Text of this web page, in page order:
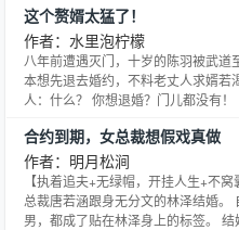
这个赘婿太猛了！
作者：水里泡柠檬
八年前遭遇灭门，十岁的陈羽被武道
本想先退去婚约，不料老丈人求婿
人：什么？ 你想退婚？门儿都没有！
合约到期，女总裁想假戏真做
作者：明月松涧
【执着追夫+无绿帽，开挂人生+不
总裁唐若涵跟身无分文的林泽结婚
男，都成了贴在林泽身上的标签。 结